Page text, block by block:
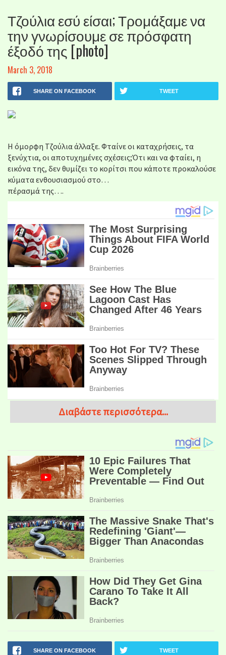
Τζούλια εσύ είσαι; Τρομάξαμε να
την γνωρίσουμε σε πρόσφατη
έξοδό της [photo]
March 3, 2018
SHARE ON FACEBOOK TWEET
Η όμορφη Τζούλια άλλαξε. Φταίνε οι καταχρήσεις, τα
ξενύχτια, οι αποτυχημένες σχέσεις;Ότι και να φταίει, η
εικόνα της, δεν θυμίζει το κορίτσι που κάποτε προκαλούσε
κύματα ενθουσιασμού στο…
πέρασμά της….
Διαβάστε περισσότερα...
SHARE ON FACEBOOK TWEET